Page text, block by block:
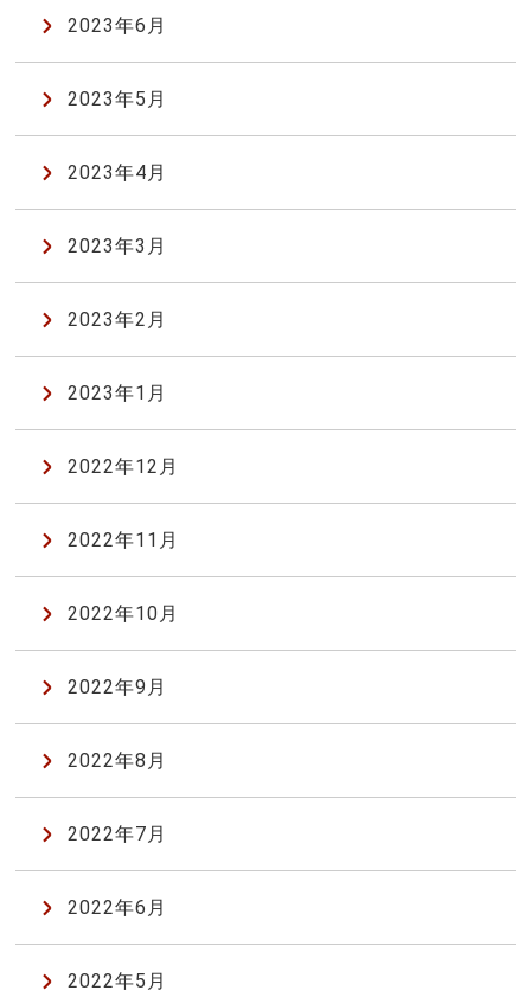
2023年6月
2023年5月
2023年4月
2023年3月
2023年2月
2023年1月
2022年12月
2022年11月
2022年10月
2022年9月
2022年8月
2022年7月
2022年6月
2022年5月